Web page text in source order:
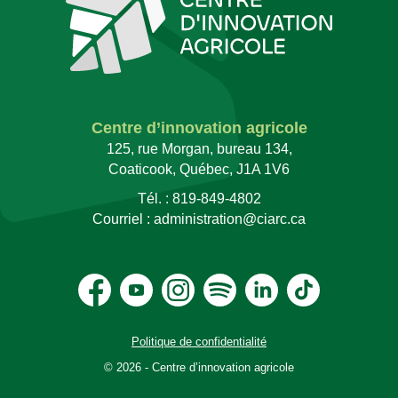
Centre d’innovation agricole
125, rue Morgan, bureau 134,
Coaticook, Québec, J1A 1V6
Tél. : 819-849-4802
Courriel : administration@ciarc.ca
Politique de confidentialité
© 2026 - Centre d’innovation agricole